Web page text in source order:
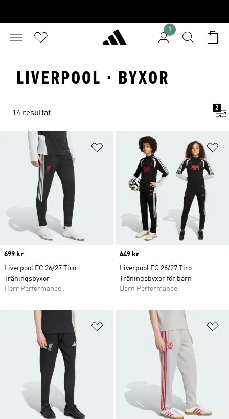
1
LIVERPOOL · BYXOR
14 resultat
2
Lägg till på önskelistan
Price
699 kr
Liverpool FC 26/27 Tiro
Träningsbyxor
Herr Performance
Price
649 kr
Liverpool FC 26/27 Tiro
Träningsbyxor för barn
Barn Performance
Lägg till på önskelistan